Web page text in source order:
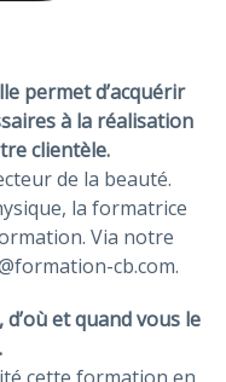
permet d’acquérir
à la réalisation
clientèle.
de la beauté.
la formatrice
Via notre
cb.com.
et quand vous le